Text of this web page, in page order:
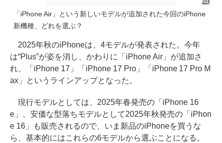
「iPhone Air」という新しいモデルが追加された今回のiPhone
新機種、どれを選ぶ？
2025年秋のiPhoneは、4モデルが発表された。今年
は“Plus”が姿を消し、かわりに「iPhone Air」が追加さ
れ、「iPhone 17」「iPhone 17 Pro」「iPhone 17 Pro M
ax」というラインアップとなった。
現行モデルとしては、2025年春発売の「iPhone 16
e」、安価な型落ちモデルとして2025年秋発売の「iPhon
e 16」も販売されるので、いま新品のiPhoneを買うな
ら、基本的にはこれらの6モデルから選ぶことになる。